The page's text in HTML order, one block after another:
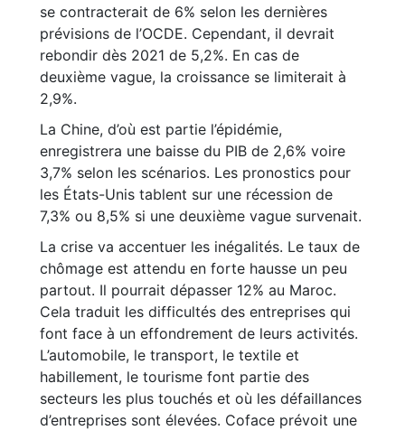
se contracterait de 6% selon les dernières
prévisions de l’OCDE. Cependant, il devrait
rebondir dès 2021 de 5,2%. En cas de
deuxième vague, la croissance se limiterait à
2,9%.
La Chine, d’où est partie l’épidémie,
enregistrera une baisse du PIB de 2,6% voire
3,7% selon les scénarios. Les pronostics pour
les États-Unis tablent sur une récession de
7,3% ou 8,5% si une deuxième vague survenait.
La crise va accentuer les inégalités. Le taux de
chômage est attendu en forte hausse un peu
partout. Il pourrait dépasser 12% au Maroc.
Cela traduit les difficultés des entreprises qui
font face à un effondrement de leurs activités.
L’automobile, le transport, le textile et
habillement, le tourisme font partie des
secteurs les plus touchés et où les défaillances
d’entreprises sont élevées. Coface prévoit une